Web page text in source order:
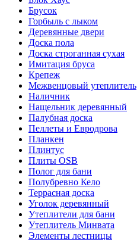
Брусок
Горбыль с лыком
Деревянные двери
Доска пола
Доска строганная сухая
Имитация бруса
Крепеж
Межвенцовый утеплитель
Наличник
Нащельник деревянный
Палубная доска
Пеллеты и Евродрова
Планкен
Плинтус
Плиты OSB
Полог для бани
Полубревно Кело
Террасная доска
Уголок деревянный
Утеплители для бани
Утеплитель Минвата
Элементы лестницы